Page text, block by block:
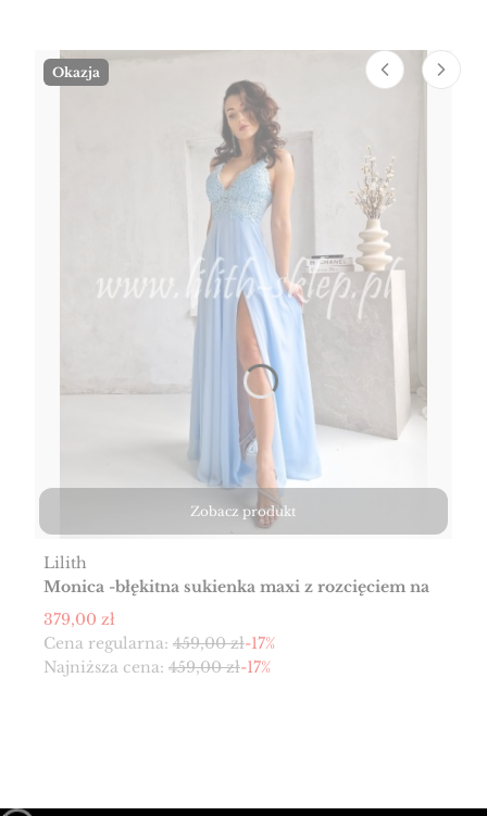
Okazja
Zobacz produkt
Monica -błękitna sukienka maxi z rozcięciem na
nodze
Producent
Lilith
Cena promocyjna
379,00 zł
Cena regularna: 459,00 zł-17%
Najniższa cena: 459,00 zł-17%